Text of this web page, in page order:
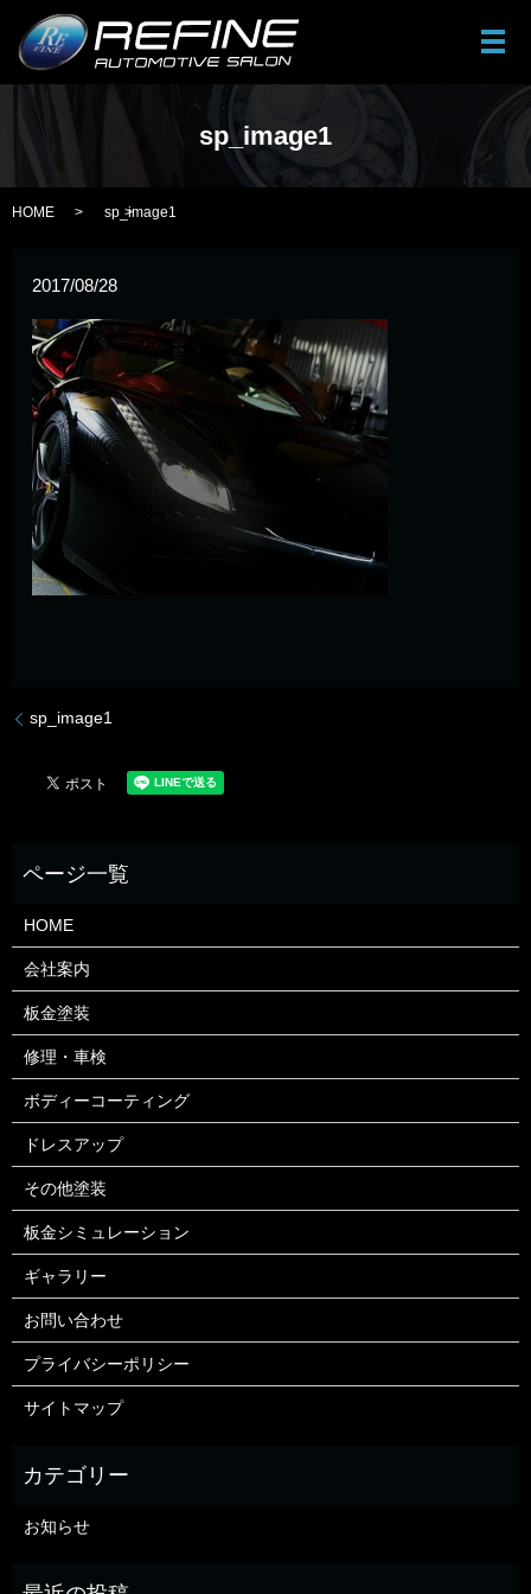
メ
sp_image1
HOME sp_image1
2017/08/28
sp_image1
HOME
会社案内
板金塗装
修理・車検
ボディーコーティング
ドレスアップ
その他塗装
板金シミュレーション
ギャラリー
お問い合わせ
プライバシーポリシー
サイトマップ
お知らせ